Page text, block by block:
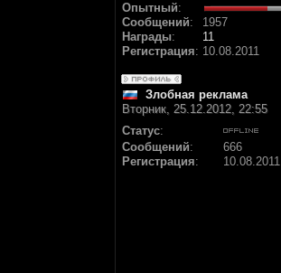
Опытный:
Сообщений:
1957
Награды:
11
Регистрация: 10.08.2011
Злобная реклама
Вторник, 25.12.2012, 22:55
Статус:
Сообщений:
666
Регистрация: 10.08.2011